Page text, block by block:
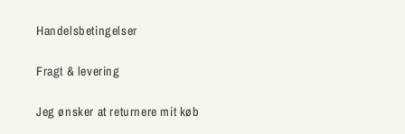
Handelsbetingelser
Fragt & levering
Jeg ønsker at returnere mit køb